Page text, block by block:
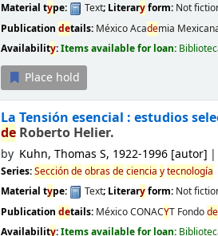
Material type: Text; Literaryform: Not
Publication details: MéxicoAcademia
Availability:Items available for loan:
Place hold
La Tensión esencial : estudios
deRoberto Helier.
by Kuhn, Thomas S, 1922-1996[autor]
Series:Seccióndeobrasdeciencia ytecnología
Material type: Text; Literaryform: Not
Publication details: MéxicoCONACYT Fondode
Availability:Items available for loan: